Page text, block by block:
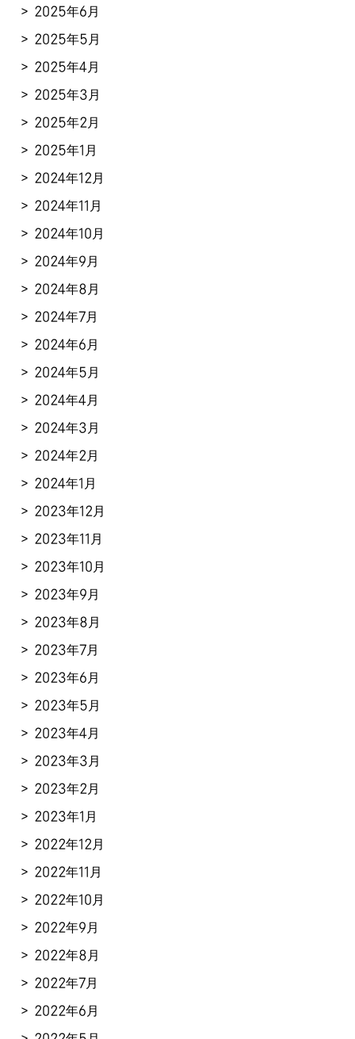
2025年6月
2025年5月
2025年4月
2025年3月
2025年2月
2025年1月
2024年12月
2024年11月
2024年10月
2024年9月
2024年8月
2024年7月
2024年6月
2024年5月
2024年4月
2024年3月
2024年2月
2024年1月
2023年12月
2023年11月
2023年10月
2023年9月
2023年8月
2023年7月
2023年6月
2023年5月
2023年4月
2023年3月
2023年2月
2023年1月
2022年12月
2022年11月
2022年10月
2022年9月
2022年8月
2022年7月
2022年6月